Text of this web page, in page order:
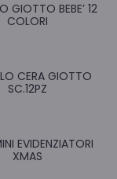
GIOTTO BEBE’ 12
COLORI
CERA GIOTTO
SC.12PZ
EVIDENZIATORI
XMAS